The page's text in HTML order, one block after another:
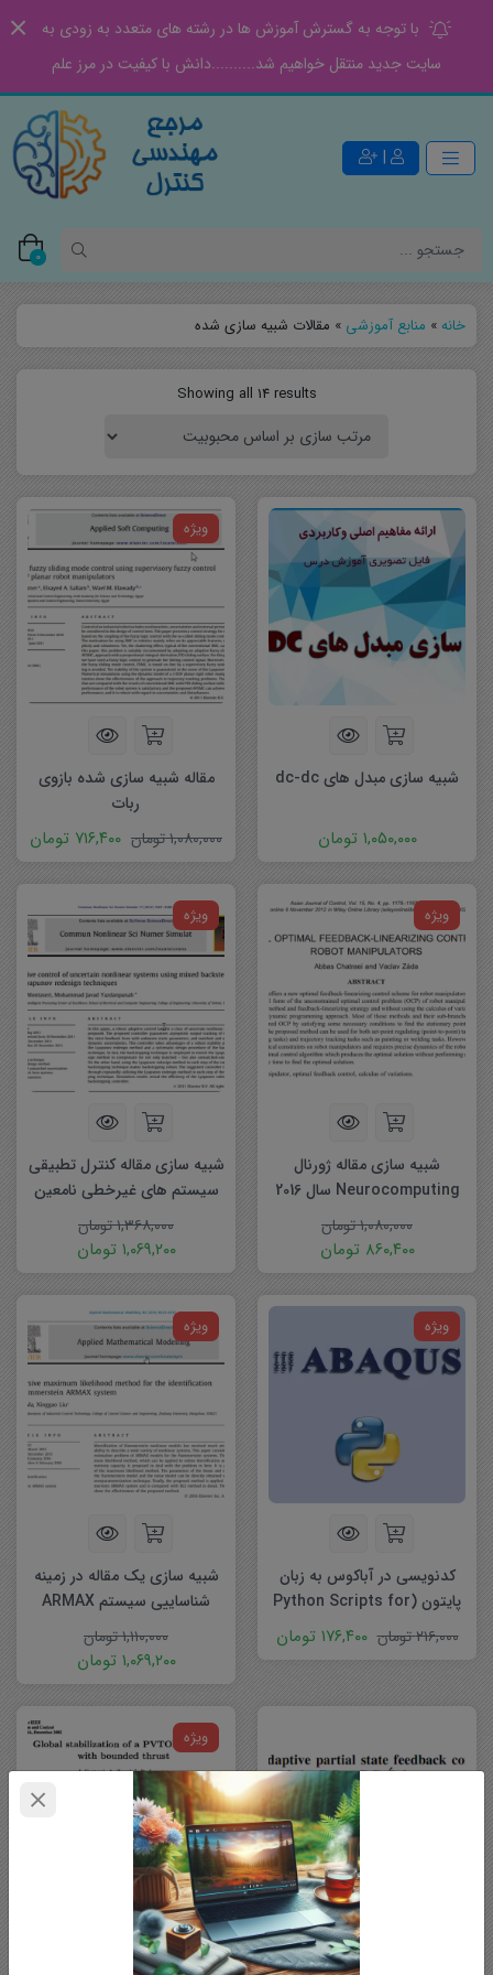
با توجه به گسترش آموزش ها در رشته های متعدد به زودی به
سایت جدید منتقل خواهیم شد..........دانش با کیفیت در مرز علم
|
0
خانه» منابع آموزشی » مقالات شبیه سازی شده
Showing all 14 results
شبیه سازی مبدل های dc-dc
۱,۰۵۰,۰۰۰ تومان
ویژه
مقاله شبیه سازی شده بازوی
ربات
۱,۰۸۰,۰۰۰تومان ۷۱۶,۴۰۰ تومان
ویژه
شبیه سازی مقاله ژورنال
Neurocomputing سال 2016
۱,۰۸۰,۰۰۰تومان
۸۶۰,۴۰۰ تومان
ویژه
شبیه سازی مقاله کنترل تطبیقی
سیستم های غیرخطی نامعین
با استفاده از ترکیب روش های
گام به عقب و باز طراحی
لیاپانوف
۱,۳۶۸,۰۰۰تومان
۱,۰۶۹,۲۰۰ تومان
ویژه
کدنویسی در آباکوس به زبان
پایتون (Python Scripts for
ABAQUS)
۲۱۶,۰۰۰تومان ۱۷۶,۴۰۰ تومان
ویژه
شبیه سازی یک مقاله در زمینه
شناساییی سیستم ARMAX
همرشتاین۱,۱۱۰,۰۰۰تومان
۱,۰۶۹,۲۰۰ تومان
ویژه